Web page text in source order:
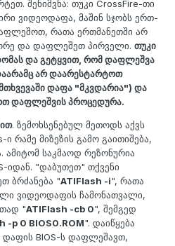
შენიშვნა: თუკი CrossFire-თი
ვიდეოდაფა, მაშინ სჯობს ერთ-
რათა ერთმანეთში არ
და დაფლეშეთ პირველი. თუკი
და გეტყვით, რომ დაფლეშვა
არ დაარესტარტოთ
დაფა "მკვდარია") და
დაფლეშვის პროცედურა.
. ზემოხსენებულ მეთოდს აქვს
რამე მიზეზის გამო გაითიშება,
ამიტომ საკმაოდ რეზონურია
იდან. "დაბუთეთ" თქვენი
ბრძანება "ATIFlash -i", რათა
ვიდეოდაფის ჩამონათვალი,
"ATIFlash -cb 0", შემგედ
-p 0 BIOS0.ROM". დაიწყება
BIOS-ს დაფლეშავთ,